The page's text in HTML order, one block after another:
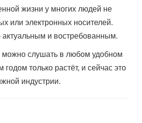
жизни у многих людей не
или электронных носителей.
актуальным и востребованным.
можно слушать в любом удобном
только растёт, и сейчас это
индустрии.